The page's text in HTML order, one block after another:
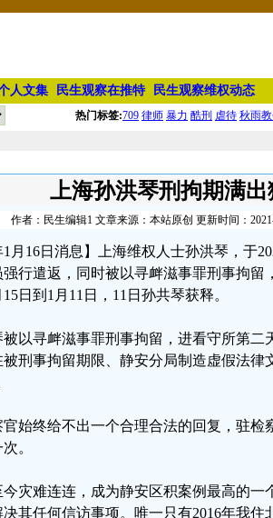
人文集 民生观察在推特 民生观察维权动态
热门标签:709 律师 暴力 酷刑 虐待 秋雨
上海孙洪琴刑拘期满出
作者：民生编辑1 文章来源：本站原创 更新时间：
1月16日消息】上海维权人士孙洪琴，于
行遣返，同时被以寻衅滋事罪刑事拘留
日到1月11日，11日孙共琴获释。
被以寻衅滋事罪刑事拘留，进看守所第
刑事拘留期限、静安分局制造虚假法律
始终给不出一个合理合法的回复，驻检
。
今灾难连连，成为静安区积案例最高的一
其任何信访事项。唯一只有2016年我住